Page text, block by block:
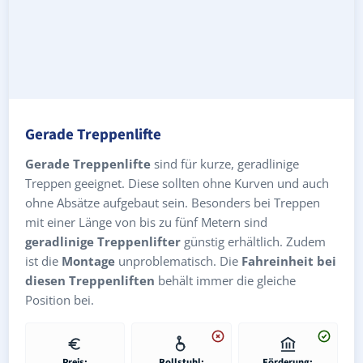
Gerade Treppenlifte
Gerade Treppenlifte sind für kurze, geradlinige
Treppen geeignet. Diese sollten ohne Kurven und auch
ohne Absätze aufgebaut sein. Besonders bei Treppen
mit einer Länge von bis zu fünf Metern sind
geradlinige Treppenlifter günstig erhältlich. Zudem
ist die Montage unproblematisch. Die Fahreinheit bei
diesen Treppenliften behält immer die gleiche
Position bei.